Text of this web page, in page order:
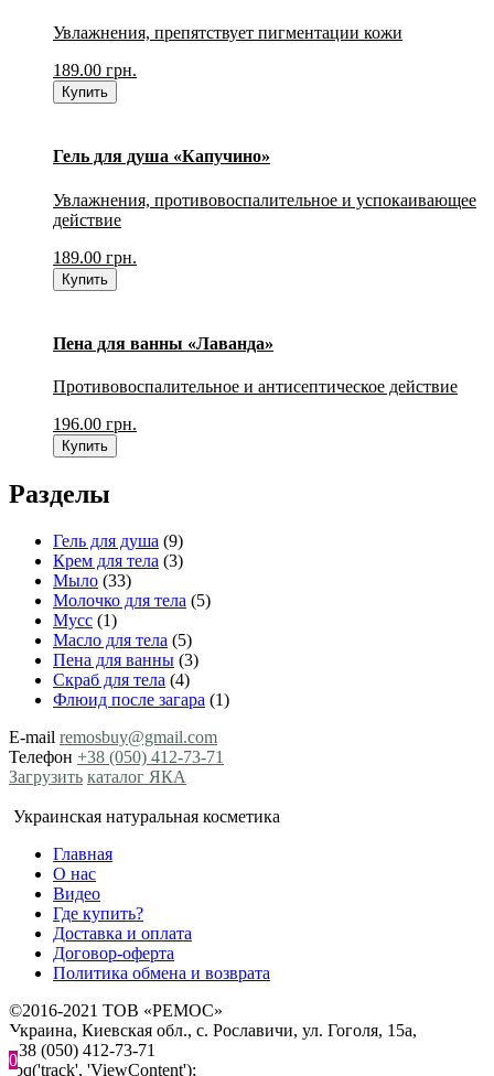
Увлажнения, препятствует пигментации кожи
189.00 грн.
Купить
Гель для душа «Капучино»
Увлажнения, противовоспалительное и успокаивающее
действие
189.00 грн.
Купить
Пена для ванны «Лаванда»
Противовоспалительное и антисептическое действие
196.00 грн.
Купить
Разделы
Гель для душа (9)
Крем для тела (3)
Мыло (33)
Молочко для тела (5)
Мусс (1)
Масло для тела (5)
Пена для ванны (3)
Скраб для тела (4)
Флюид после загара (1)
E-mail remosbuy@gmail.com
Телефон +38 (050) 412-73-71
Загрузить каталог ЯКА
Украинская натуральная косметика
Главная
О нас
Видео
Где купить?
Доставка и оплата
Договор-оферта
Политика обмена и возврата
©2016-2021 ТОВ «РЕМОС»
Украина, Киевская обл., с. Рославичи, ул. Гоголя, 15а,
+38 (050) 412-73-71
fbq('track', 'ViewContent');
0